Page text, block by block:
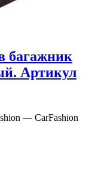
багажник
Артикул
— CarFashion